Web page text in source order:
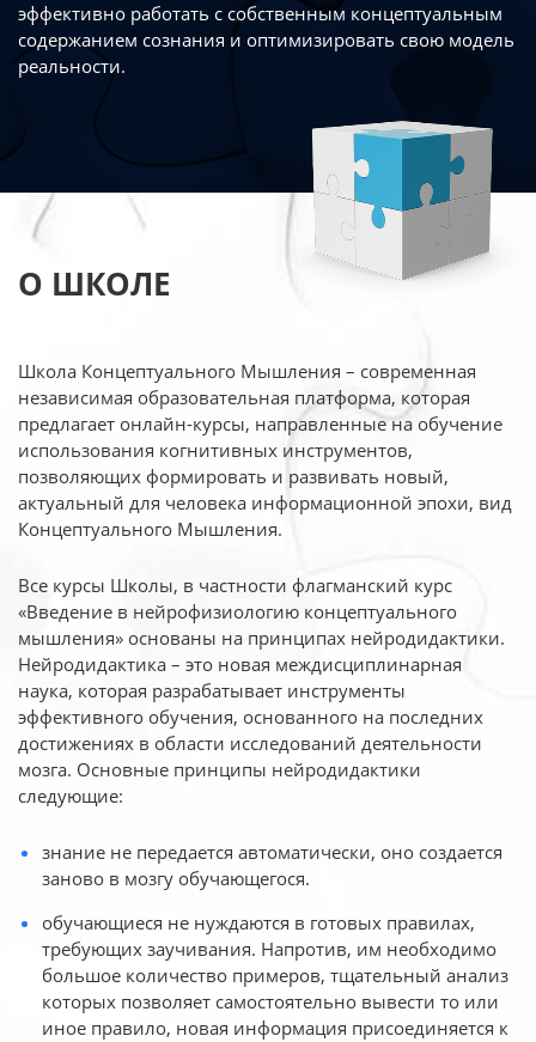
эффективно работать с собственным концептуальным
содержанием сознания и оптимизировать свою модель
реальности.
О ШКОЛЕ
Школа Концептуального Мышления – современная
независимая образовательная платформа, которая
предлагает онлайн-курсы, направленные на обучение
использования когнитивных инструментов,
позволяющих формировать и развивать новый,
актуальный для человека информационной эпохи, вид
Концептуального Мышления.
Все курсы Школы, в частности флагманский курс
«Введение в нейрофизиологию концептуального
мышления» основаны на принципах нейродидактики.
Нейродидактика – это новая междисциплинарная
наука, которая разрабатывает инструменты
эффективного обучения, основанного на последних
достижениях в области исследований деятельности
мозга. Основные принципы нейродидактики
следующие:
знание не передается автоматически, оно создается
заново в мозгу обучающегося.
обучающиеся не нуждаются в готовых правилах,
требующих заучивания. Напротив, им необходимо
большое количество примеров, тщательный анализ
которых позволяет самостоятельно вывести то или
иное правило, новая информация присоединяется к